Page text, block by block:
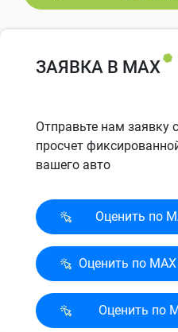
ЗАЯВКА В MAX
Отправьте нам заявку
просчет
вашего авто
Оценить по
Оценить по
Оценить по